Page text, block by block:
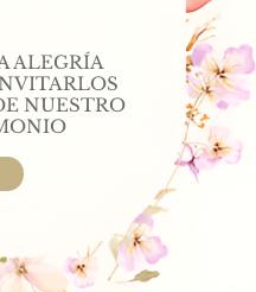
ALEGRÍA
NUESTRO